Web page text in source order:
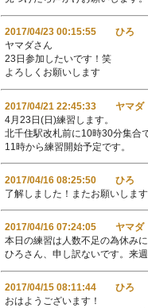
2017/04/23 00:15:55 ひろ
ヤマダさん
23日参加したいです！笑
よろしくお願いします
2017/04/21 22:45:33 ヤマダ
4月23日(日)練習します。
北千住駅改札前に10時30分集合
11時から練習開始予定です。
2017/04/16 08:25:50 ひろ
了解しました！またお願いしま
2017/04/16 07:24:05 ヤマダ
本日の練習は人数不足の為休み
ひろさん、申し訳ないです。来
2017/04/15 08:11:44 ひろ
おはようございます！